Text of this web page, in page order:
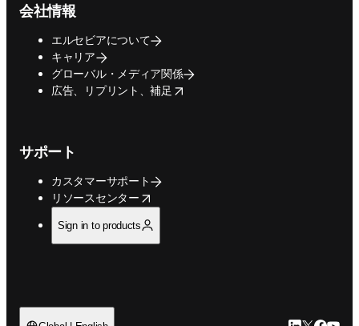
会社情報
エルセビアについて
キャリア
グローバル・メディア関係
広告、リプリント、補足
opens in new tab/window
サポート
カスタマーサポート
リソースセンター
opens in new tab/window
Sign in to products